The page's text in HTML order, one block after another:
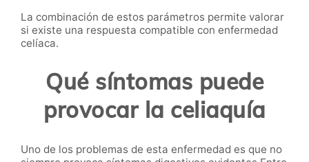
La combinación de estos parámetros permite valorar
si existe una respuesta compatible con enfermedad
celíaca.
Qué síntomas puede
provocar la celiaquía
Uno de los problemas de esta enfermedad es que no